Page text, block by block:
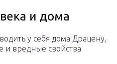
и дома
у себя дома Драцену,
и вредные свойства